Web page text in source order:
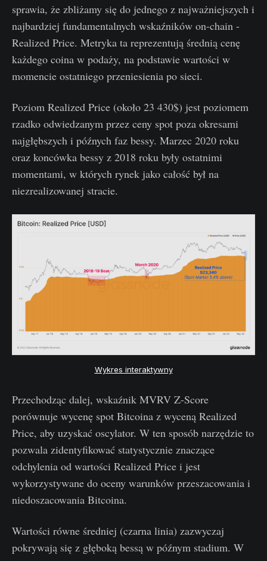
sprawia, że zbliżamy się do jednego z najważniejszych i
najbardziej fundamentalnych wskaźników on-chain -
Realized Price. Metryka ta reprezentują średnią cenę
każdego coina w podaży, na podstawie wartości w
momencie ostatniego przeniesienia po sieci.
Poziom Realized Price (około 23 430$) jest poziomem
rzadko odwiedzanym przez ceny spot poza okresami
najgłębszych i późnych faz bessy. Marzec 2020 roku
oraz koncówka bessy z 2018 roku były ostatnimi
momentami, w których rynek jako całość był na
niezrealizowanej stracie.
Wykres interaktywny
Przechodząc dalej, wskaźnik MVRV Z-Score
porównuje wycenę spot Bitcoina z wyceną Realized
Price, aby uzyskać oscylator. W ten sposób narzędzie to
pozwala zidentyfikować statystycznie znaczące
odchylenia od wartości Realized Price i jest
wykorzystywane do oceny warunków przeszacowania i
niedoszacowania Bitcoina.
Wartości równe średniej (czarna linia) zazwyczaj
pokrywają się z głęboką bessą w późnym stadium. W